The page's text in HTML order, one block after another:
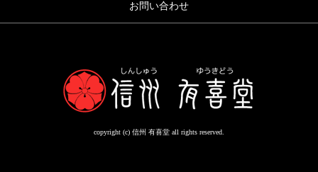
お問い合わせ
copyright (c) 信州 有喜堂 all rights reserved.